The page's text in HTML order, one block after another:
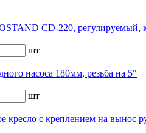
CD-220, регулируемый,
шт
насоса 180мм, резьба на 5"
шт
кресло с креплением на вынос